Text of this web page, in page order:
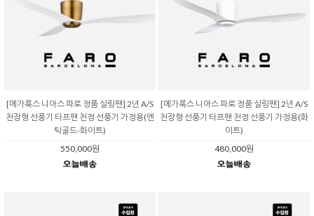
[메가룩스 니아스 파로 정품 실링팬] 2년 A/S
천장형 선풍기 타프팬 천정 선풍기 가정용(엔
틱골드-화이트)
550,000원
[메가룩스 니아스 파로 정품 실링팬] 2년 A/S
천장형 선풍기 타프팬 천정 선풍기 가정용(화
이트)
480,000원